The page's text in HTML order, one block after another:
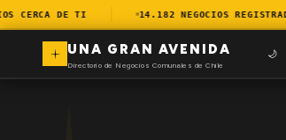
CERCA DE TI 14.182 NEGOCIOS REGISTRADOS
UNA GRAN AVENIDA
Directorio de Negocios Comunales de Chile
🌙